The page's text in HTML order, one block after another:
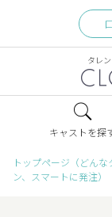
タレ
キャストを探
トップページ（どん
ン、スマートに発注）